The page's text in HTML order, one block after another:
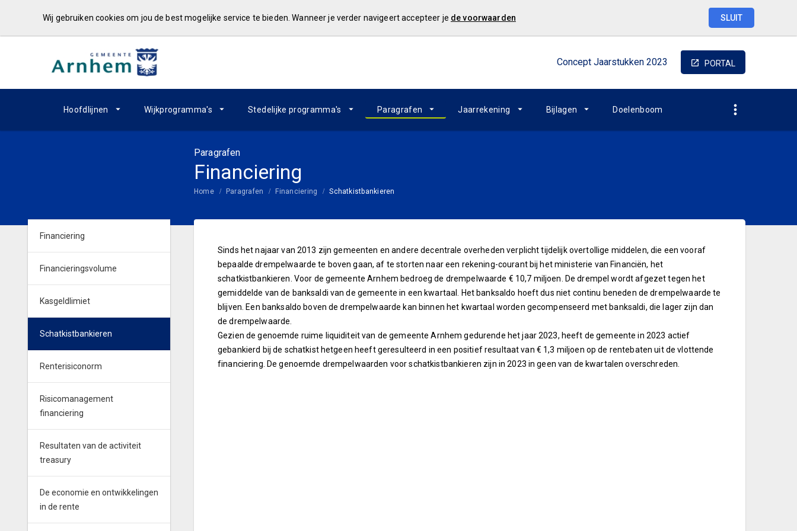
Wij gebruiken cookies om jou de best mogelijke service te bieden. Wanneer je verder navigeert accepteer je de voorwaarden SLUIT
Concept Jaarstukken 2023 PORTAL
Hoofdlijnen Wijkprogramma's Stedelijke programma's Paragrafen Jaarrekening Bijlagen Doelenboom
Paragrafen
Financiering
Home Paragrafen Financiering Schatkistbankieren
Financiering
Financieringsvolume
Kasgeldlimiet
Schatkistbankieren
Renterisiconorm
Risicomanagement
financiering
Resultaten van de activiteit
treasury
De economie en ontwikkelingen
in de rente
Sinds het najaar van 2013 zijn gemeenten en andere decentrale overheden verplicht tijdelijk overtollige middelen, die een vooraf
bepaalde drempelwaarde te boven gaan, af te storten naar een rekening-courant bij het ministerie van Financiën, het
schatkistbankieren. Voor de gemeente Arnhem bedroeg de drempelwaarde € 10,7 miljoen. De drempel wordt afgezet tegen het
gemiddelde van de banksaldi van de gemeente in een kwartaal. Het banksaldo hoeft dus niet continu beneden de drempelwaarde te
blijven. Een banksaldo boven de drempelwaarde kan binnen het kwartaal worden gecompenseerd met banksaldi, die lager zijn dan
de drempelwaarde.
Gezien de genoemde ruime liquiditeit van de gemeente Arnhem gedurende het jaar 2023, heeft de gemeente in 2023 actief
gebankierd bij de schatkist hetgeen heeft geresulteerd in een positief resultaat van € 1,3 miljoen op de rentebaten uit de vlottende
financiering. De genoemde drempelwaarden voor schatkistbankieren zijn in 2023 in geen van de kwartalen overschreden.